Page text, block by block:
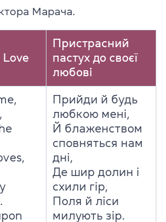
Марача.
Пристрасний
пастух до своєї
любові
Прийди й будь
любкою мені,
Й блаженством
сповняться нам
дні,
Де шир долин і
схили гір,
Поля й ліси
милують зір.